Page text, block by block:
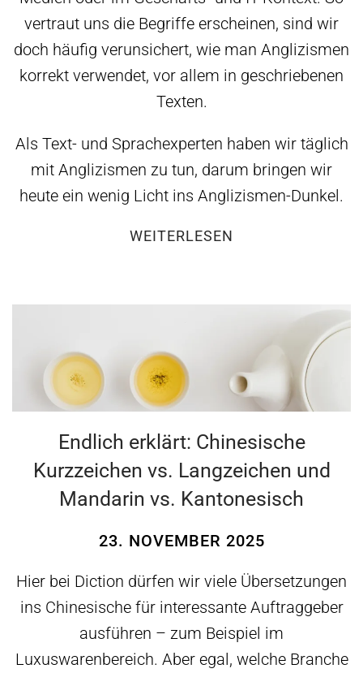
vertraut uns die Begriffe erscheinen, sind wir
doch häufig verunsichert, wie man Anglizismen
korrekt verwendet, vor allem in geschriebenen
Texten.
Als Text- und Sprachexperten haben wir täglich
mit Anglizismen zu tun, darum bringen wir
heute ein wenig Licht ins Anglizismen-Dunkel.
WEITERLESEN
Endlich erklärt: Chinesische
Kurzzeichen vs. Langzeichen und
Mandarin vs. Kantonesisch
23. NOVEMBER 2025
Hier bei Diction dürfen wir viele Übersetzungen
ins Chinesische für interessante Auftraggeber
ausführen – zum Beispiel im
Luxuswarenbereich. Aber egal, welche Branche